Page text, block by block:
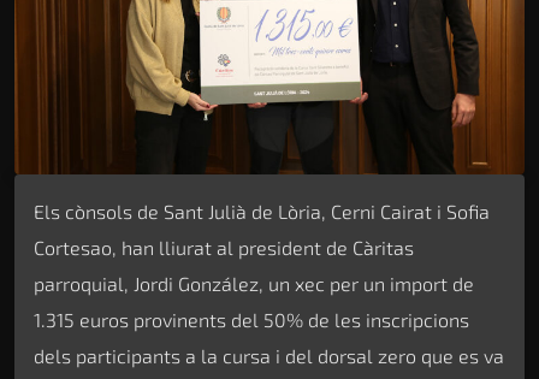
Els cònsols de Sant Julià de Lòria, Cerni Cairat i Sofia
Cortesao, han lliurat al president de Càritas
parroquial, Jordi González, un xec per un import de
1.315 euros provinents del 50% de les inscripcions
dels participants a la cursa i del dorsal zero que es va